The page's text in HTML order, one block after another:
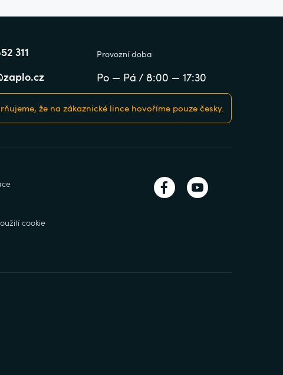
311
Provozní doba
Po — Pá / 8:00 — 17:30
že na zákaznické lince hovoříme pouze česky.
cookie